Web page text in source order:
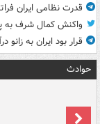
قدرت نظامی ایران
واکنش کمال شرف به
قرار بود ایران به
حوادث